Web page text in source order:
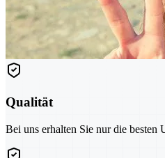
Qualität
Bei uns erhalten Sie nur die besten